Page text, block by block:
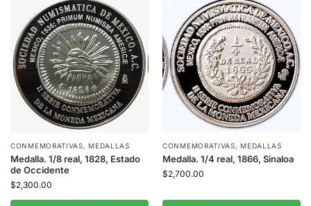
CONMEMORATIVAS,MEDALLAS
Medalla. 1/8 real, 1828, Estado
de Occidente
$2,300.00
CONMEMORATIVAS,MEDALLAS
Medalla. 1/4 real, 1866, Sinaloa
$2,700.00